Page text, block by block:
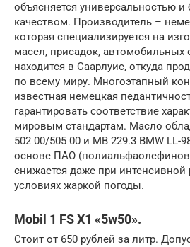
объясняется универсальностью
качеством. Производитель –
которая специализируется на
масел, присадок, автомобильных
находится в Саарлуис, откуда
по всему миру. Многоэтапный
известная немецкая
гарантировать соответствие
мировым стандартам. Масло
502 00/505 00 и MB 229.3 BMW LL-
основе ПАО
снижается даже при интенсивной
условиях жаркой погоды.
Mobil 1 FS X1 «5w50».
Стоит от 650 рублей за литр.